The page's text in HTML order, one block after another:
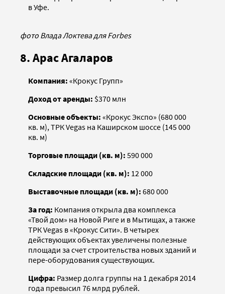
в Уфе.
фото Влада Локтева для Forbes
8. Арас Агаларов
Компания: «Крокус Групп»
Доход от аренды: $370 млн
Основные объекты: «Крокус Экспо» (680 000
кв. м), ТРК Vegas на Каширском шоссе (145 000
кв. м)
Торговые площади (кв. м): 590 000
Складские площади (кв. м): 12 000
Выставочные площади (кв. м): 680 000
За год: Компания открыла два комплекса
«Твой дом» на Новой Риге и в Мытищах, а также
ТРК Vegas в «Крокус Сити». В четырех
действующих объектах увеличены полезные
площади за счет строительства новых зданий и
пере-оборудования существующих.
Цифра: Размер долга группы на 1 декабря 2014
года превысил 76 млрд рублей.